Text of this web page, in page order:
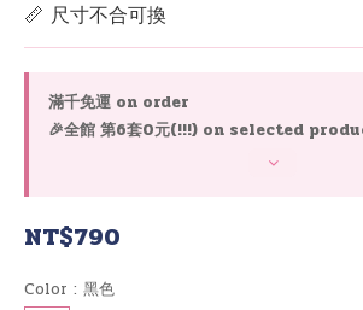
📏 尺寸不合可換
滿千免運 on order
🎉全館 第6套0元(!!!) on selected
NT$790
Color : 黑色